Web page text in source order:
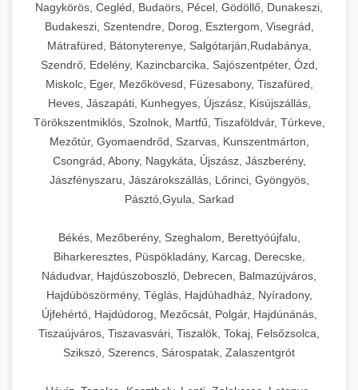
Nagykörös, Cegléd, Budaörs, Pécel, Gödöllő, Dunakeszi,
Budakeszi, Szentendre, Dorog, Esztergom, Visegrád,
Mátrafüred, Bátonyterenye, Salgótarján,Rudabánya,
Szendrő, Edelény, Kazincbarcika, Sajószentpéter, Ózd,
Miskolc, Eger, Mezőkövesd, Füzesabony, Tiszafüred,
Heves, Jászapáti, Kunhegyes, Újszász, Kisújszállás,
Törökszentmiklós, Szolnok, Martfű, Tiszaföldvár, Túrkeve,
Mezőtúr, Gyomaendrőd, Szarvas, Kunszentmárton,
Csongrád, Abony, Nagykáta, Újszász, Jászberény,
Jászfényszaru, Jászárokszállás, Lőrinci, Gyöngyös,
Pásztó,Gyula, Sarkad
Békés, Mezőberény, Szeghalom, Berettyóújfalu,
Biharkeresztes, Püspökladány, Karcag, Derecske,
Nádudvar, Hajdúszoboszló, Debrecen, Balmazújváros,
Hajdúböszörmény, Téglás, Hajdúhadház, Nyíradony,
Újfehértó, Hajdúdorog, Mezőcsát, Polgár, Hajdúnánás,
Tiszaújváros, Tiszavasvári, Tiszalök, Tokaj, Felsőzsolca,
Szikszó, Szerencs, Sárospatak, Zalaszentgrót